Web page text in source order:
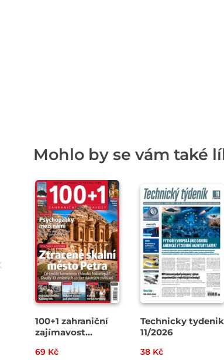
Mohlo by se vám také
100+1 zahraniční
zajímavost
69 Kč
Technicky tydenik
11/2026
38 Kč